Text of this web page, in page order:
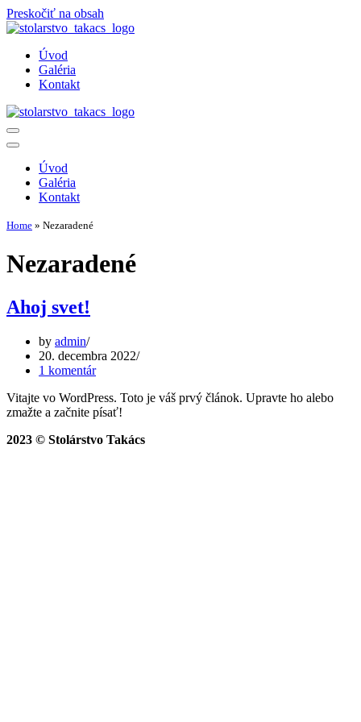
Preskočiť na obsah
Úvod
Galéria
Kontakt
Menu
navigácie
Menu
navigácieÚvod
Galéria
Kontakt
Home » Nezaradené
Nezaradené
Ahoj svet!
by admin
20. decembra 2022
1 komentár
Vitajte vo WordPress. Toto je váš prvý článok. Upravte ho alebo
zmažte a začnite písať!
2023 © Stolárstvo Takács